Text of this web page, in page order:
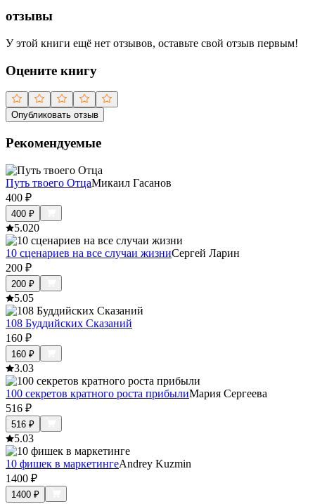
отзывы
У этой книги ещё нет отзывов, оставьте свой отзыв первым!
Оцените книгу
Опубликовать отзыв
Рекомендуемые
Путь твоего ОтцаМикаил Гасанов
400 ₽
400 ₽
5.020
10 сценариев на все случаи жизниСергей Ларин
200 ₽
200 ₽
5.05
108 Буддийских Сказаний
160 ₽
160 ₽
3.03
100 секретов кратного роста прибылиМария Сергеева
516 ₽
516 ₽
5.03
10 фишек в маркетингеAndrey Kuzmin
1400 ₽
1400 ₽